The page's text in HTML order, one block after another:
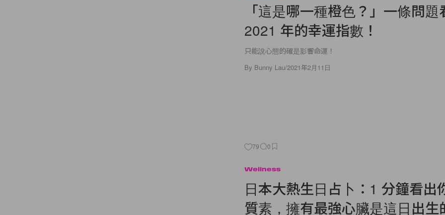
「這是哪一種橙色？」一條問
2021 年的幸運指數！
只能說心態的確是影響命運！
By Bunny Lau/2021年2月11日
79 0
Wellness
日本大熱生日占卜：1 分鐘看出
質素，擁有最強心臟是這日出